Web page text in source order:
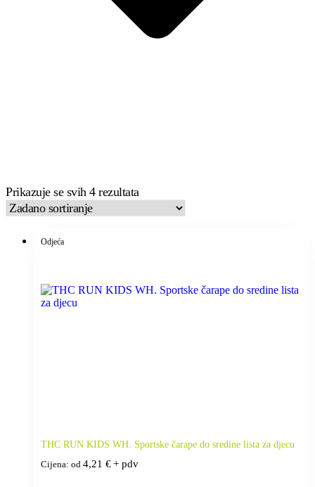
Prikazuje se svih 4 rezultata
Odjeća
THC RUN KIDS WH. Sportske čarape do sredine lista za djecu
Cijena: od 4,21 €+ pdv